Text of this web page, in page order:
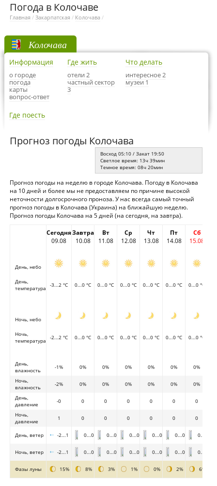
Погода в Колочаве
Главная / Закарпатская / Колочава /
Колочава
Информация
о городе
погода
карты
вопрос-ответ
Где жить
отели 2
частный сектор
3
Что делать
интересное 2
музеи 1
Где поесть
Прогноз погоды Колочава
Восход 05:10 / Закат 19:50
Светлое время: 13ч 39мин
Темное время: 08ч 20мин
Прогноз погоды на неделю в городе Колочава. Погоду в Колочава
на 10 дней и более мы не предоставляем по причине высокой
неточности долгосрочного проноза. У нас всегда самый точный
прогноз погоды в Колочава (Украина) на ближайшую неделю.
Прогноз погоды Колочава на 5 дней (на сегодня, на завтра).
Сегодня
09.08
Завтра
10.08
Вт
11.08
Ср
12.08
Чт
13.08
Пт
14.08
Сб
15.08
День, небо
День,
температура
-3...2 °C 0...0 °C 0...0 °C 0...0 °C 0...0 °C 0...0 °C 0...0 °C
Ночь, небо
Ночь,
температура
-2...2 °C 0...0 °C 0...0 °C 0...0 °C 0...0 °C 0...0 °C 0...0 °C
День,
влажность
-1% 0% 0% 0% 0% 0%
0%
Ночь,
влажность
-2% 0% 0% 0% 0% 0%
0%
День,
давление
-0 0 0 0 0 0
0
Ночь,
давление
1 0 0 0 0 0 0
День, ветер -2...1 0...0 0...0 0...0 0...0 0...0 0...0
Ночь, ветер -2...1 0...0 0...0 0...0 0...0 0...0 0...0
Фазы луны 15% 8% 3% 1% 0% 2% 6%